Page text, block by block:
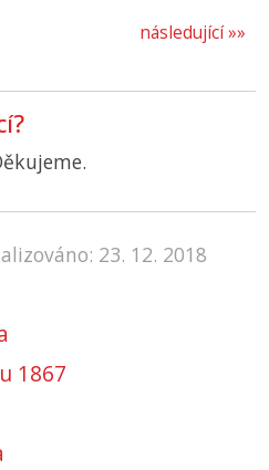
následující »»
23. 12. 2018
1867